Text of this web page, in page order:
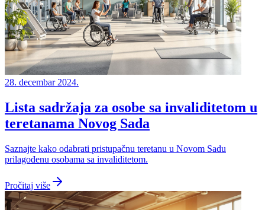
28. decembar 2024.
Lista sadržaja za osobe sa invaliditetom u
teretanama Novog Sada
Saznajte kako odabrati pristupačnu teretanu u Novom Sadu
prilagođenu osobama sa invaliditetom.
Pročitaj više